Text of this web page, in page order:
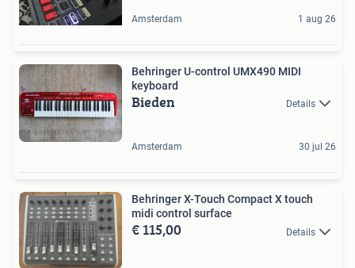
Amsterdam 1 aug 26
Behringer U-control UMX490 MIDI
keyboard
Bieden Details
Amsterdam 30 jul 26
Behringer X-Touch Compact X touch
midi control surface
€ 115,00 Details